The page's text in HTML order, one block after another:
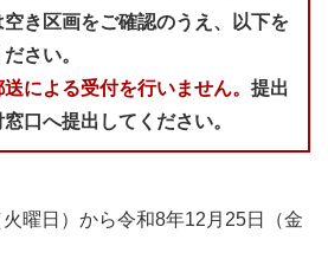
き区画をご確認のうえ、以下を
さい。
による受付を行いません。 提出
口へ提出してください。
曜日）から令和8年12月25日（金